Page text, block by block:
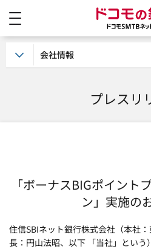
プレスリ
「ボーナスBIGポイント
ン」実施の
住信SBIネット銀行株式会社（本社
長：円山法昭、以下 「当社」という
会社情報